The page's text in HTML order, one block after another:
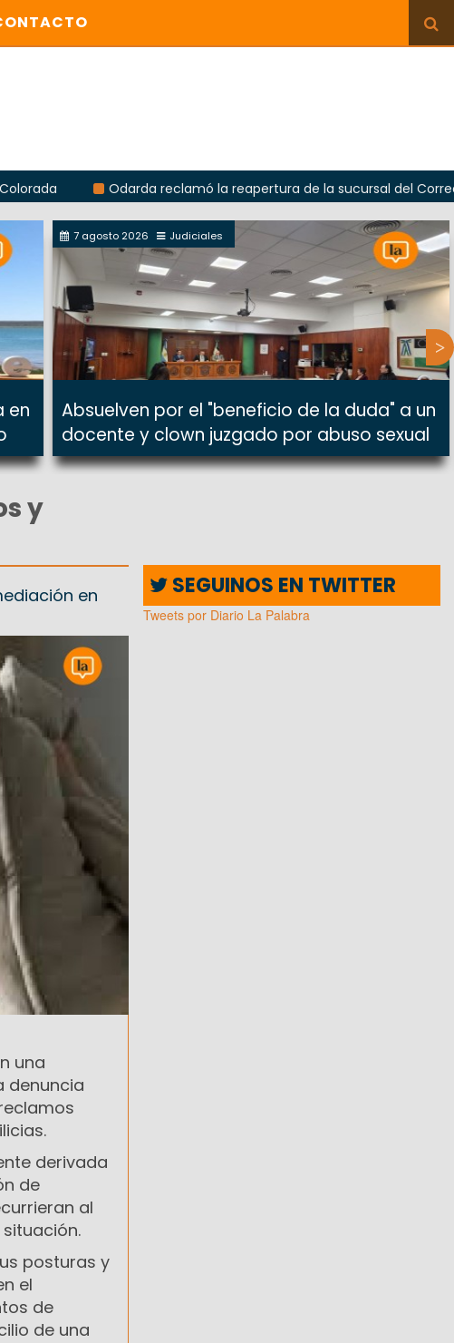
Odarda reclamó la reapertura de la sucursal del Correo
en
7 agosto 2026 Judiciales
Absuelven por el "beneficio de la duda" a un
docente y clown juzgado por abuso sexual
y
en
una
denuncia
derivada
de
al
posturas y
el
de
de una
SEGUINOS EN TWITTER
Tweets por Diario La Palabra